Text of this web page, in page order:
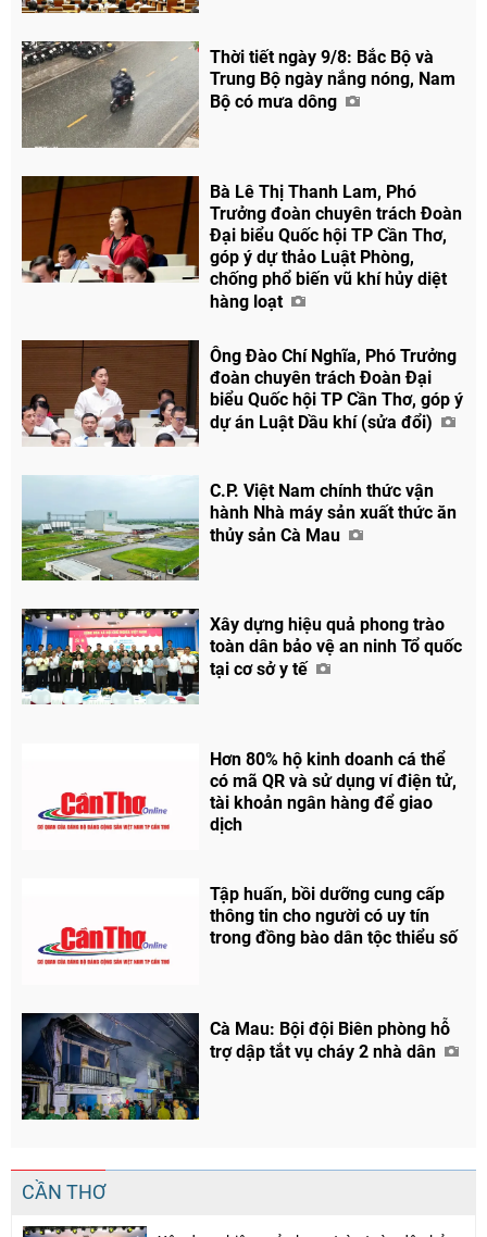
Thời tiết ngày 9/8: Bắc Bộ và
Trung Bộ ngày nắng nóng, Nam
Bộ có mưa dông
Bà Lê Thị Thanh Lam, Phó
Trưởng đoàn chuyên trách Đoàn
Đại biểu Quốc hội TP Cần Thơ,
góp ý dự thảo Luật Phòng,
chống phổ biến vũ khí hủy diệt
hàng loạt
Ông Đào Chí Nghĩa, Phó Trưởng
đoàn chuyên trách Đoàn Đại
biểu Quốc hội TP Cần Thơ, góp ý
dự án Luật Dầu khí (sửa đổi)
C.P. Việt Nam chính thức vận
hành Nhà máy sản xuất thức ăn
thủy sản Cà Mau
Xây dựng hiệu quả phong trào
toàn dân bảo vệ an ninh Tổ quốc
tại cơ sở y tế
Hơn 80% hộ kinh doanh cá thể
có mã QR và sử dụng ví điện tử,
tài khoản ngân hàng để giao
dịch
Tập huấn, bồi dưỡng cung cấp
thông tin cho người có uy tín
trong đồng bào dân tộc thiểu số
Cà Mau: Bội đội Biên phòng hỗ
trợ dập tắt vụ cháy 2 nhà dân
CẦN THƠ